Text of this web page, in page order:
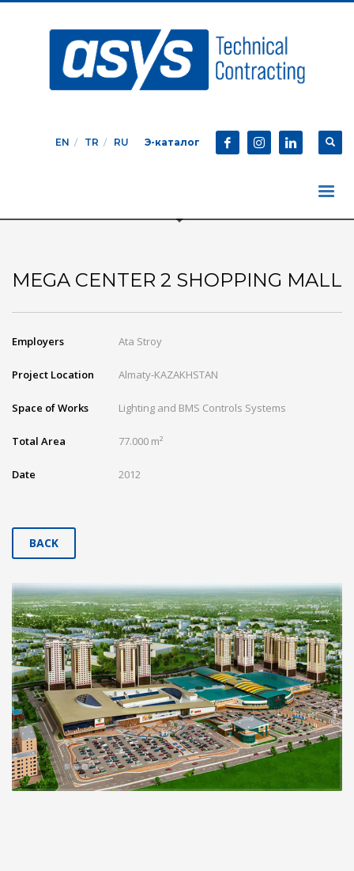
EN TR RU Э-каталог
MEGA CENTER 2 SHOPPING MALL
Employers Ata Stroy
Project Location Almaty-KAZAKHSTAN
Space of Works Lighting and BMS Controls Systems
Total Area 77.000 m²
Date 2012
BACK